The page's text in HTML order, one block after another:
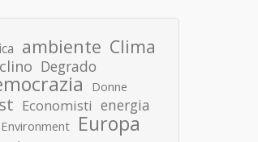
ambiente Clima
Degrado
Donne
Economisti energia
Environment Europa